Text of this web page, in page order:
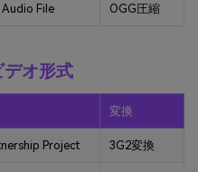
File OGG圧縮
オ形式
変換
Project 3G2変換